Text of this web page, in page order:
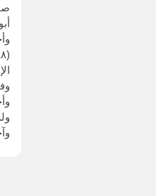
وأخرجه البزار